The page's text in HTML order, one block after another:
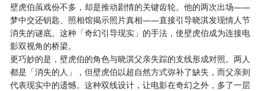
壁虎伯虽戏份不多，却是推动剧情的关键齿轮。他的两次出场——
梦中交还钥匙、照相馆揭示照片真相——直接引导晓淇发现情人节
消失的谜底。这种「奇幻引导现实」的手法，使壁虎伯成为连接电
影双视角的桥梁。
更巧妙的是，壁虎伯的角色与晓淇父亲失踪的支线形成对照。两人
都是「消失的人」，但壁虎伯以超自然方式弥补了缺失，而父亲则
代表现实中的遗憾。这种双线设计，让电影在奇幻之外，多了一层